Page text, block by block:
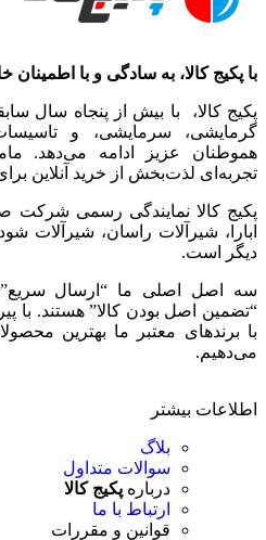
با پکیج کالا، به سادگی و با اطمینان
پکیج کالا، با بیش از پنجاه سال
گرمایشی، سرمایشی، و
هموطنان عزیز ادامه می‌دهد.
تجربه‌ای لذت‌بخش از خرید آنلاین
پکیج کالا نمایندگی رسمی شرکت
ابارا، شیرآلات راسان، شیرآلات
دیگر است.
سه اصل اصلی ما “ارسال
“تضمین اصل بودن کالا” هستند. با
با برندهای معتبر ما بهترین
می‌دهیم.
اطلاعات بیشتر
بلاگ
سوالات متداول
درباره پکیج کالا
ارتباط با ما
قوانین و مقررات